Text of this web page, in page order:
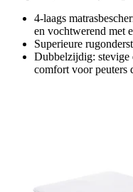
4-laags
en vochtwerend met
Superieure
Dubbelzijdig: stevige
comfort voor peuters